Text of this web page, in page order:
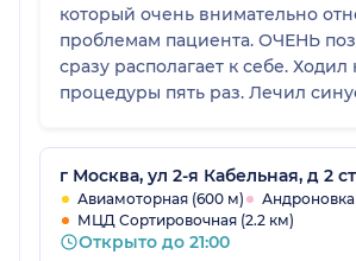
который очень внимательно
проблемам пациента. ОЧЕНЬ
сразу располагает к себе. Ходил
процедуры пять раз. Лечил
Всем рекомендую этого врача.
г Москва, ул 2-я Кабельная, д 2
Авиамоторная (600 м)
Андроновка
МЦД Сортировочная (2.2 км)
Открыто до 21:00